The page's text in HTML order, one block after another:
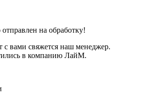
на обработку!
с вами свяжется наш менеджер.
в компанию ЛайМ.